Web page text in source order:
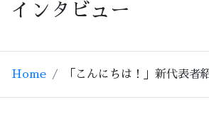
インタビュー
Home 「こんにちは！」新代表者